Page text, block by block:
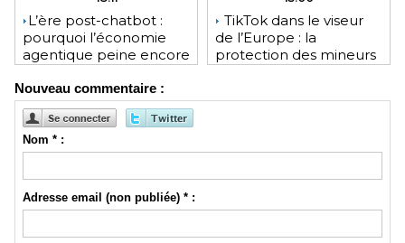
​L’ère post-chatbot :
pourquoi l’économie
agentique peine encore
financières
TikTok dans le viseur
de l’Europe : la
protection des mineurs
Nouveau commentaire :
Nom * :
Adresse email (non publiée) * :